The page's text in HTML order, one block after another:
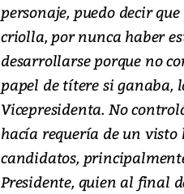
personaje, puedo decir
criolla, por nunca haber
desarrollarse porque no
papel de títere si ganaba,
Vicepresidenta. No
hacía requería de un visto
candidatos,
Presidente, quien al final